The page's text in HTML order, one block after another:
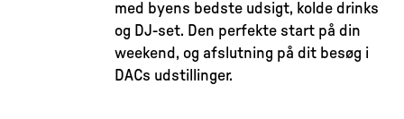
med byens bedste udsigt, kolde drinks
og DJ-set. Den perfekte start på din
weekend, og afslutning på dit besøg i
DACs udstillinger.